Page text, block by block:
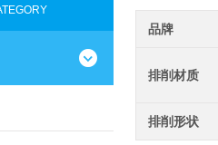
品牌
排削材质
排削形状